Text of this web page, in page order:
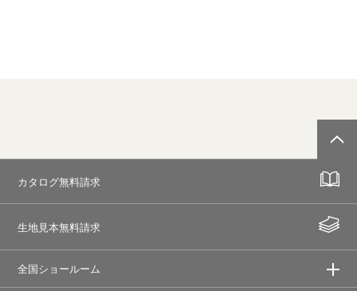
カタログ無料請求
生地見本無料請求
全国ショールーム